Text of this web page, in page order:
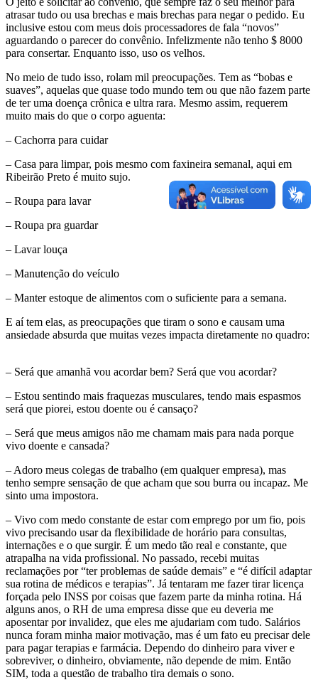
atrasar tudo ou usa brechas e mais brechas para negar o pedido. Eu
inclusive estou com meus dois processadores de fala “novos”
aguardando o parecer do convênio. Infelizmente não tenho $ 8000
para consertar. Enquanto isso, uso os velhos.
No meio de tudo isso, rolam mil preocupações. Tem as “bobas e
suaves”, aquelas que quase todo mundo tem ou que não fazem parte
de ter uma doença crônica e ultra rara. Mesmo assim, requerem
muito mais do que o corpo aguenta:
– Cachorra para cuidar
– Casa para limpar, pois mesmo com faxineira semanal, aqui em
Ribeirão Preto é muito sujo.
– Roupa para lavar
– Roupa pra guardar
– Lavar louça
– Manutenção do veículo
– Manter estoque de alimentos com o suficiente para a semana.
E aí tem elas, as preocupações que tiram o sono e causam uma
ansiedade absurda que muitas vezes impacta diretamente no quadro:
– Será que amanhã vou acordar bem? Será que vou acordar?
– Estou sentindo mais fraquezas musculares, tendo mais espasmos
será que piorei, estou doente ou é cansaço?
– Será que meus amigos não me chamam mais para nada porque
vivo doente e cansada?
– Adoro meus colegas de trabalho (em qualquer empresa), mas
tenho sempre sensação de que acham que sou burra ou incapaz. Me
sinto uma impostora.
– Vivo com medo constante de estar com emprego por um fio, pois
vivo precisando usar da flexibilidade de horário para consultas,
internações e o que surgir. É um medo tão real e constante, que
atrapalha na vida profissional. No passado, recebi muitas
reclamações por “ter problemas de saúde demais” e “é difícil adaptar
sua rotina de médicos e terapias”. Já tentaram me fazer tirar licença
forçada pelo INSS por coisas que fazem parte da minha rotina. Há
alguns anos, o RH de uma empresa disse que eu deveria me
aposentar por invalidez, que eles me ajudariam com tudo. Salários
nunca foram minha maior motivação, mas é um fato eu precisar dele
para pagar terapias e farmácia. Dependo do dinheiro para viver e
sobreviver, o dinheiro, obviamente, não depende de mim. Então
SIM, toda a questão de trabalho tira demais o sono.